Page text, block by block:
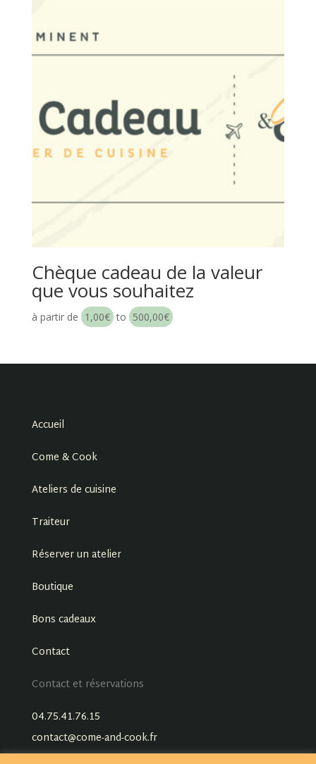
Chèque cadeau de la valeur
que vous souhaitez
à partir de 1,00€ to 500,00€
Accueil
Come & Cook
Ateliers de cuisine
Traiteur
Réserver un atelier
Boutique
Bons cadeaux
Contact
Contact et réservations
04.75.41.76.15
contact@come-and-cook.fr